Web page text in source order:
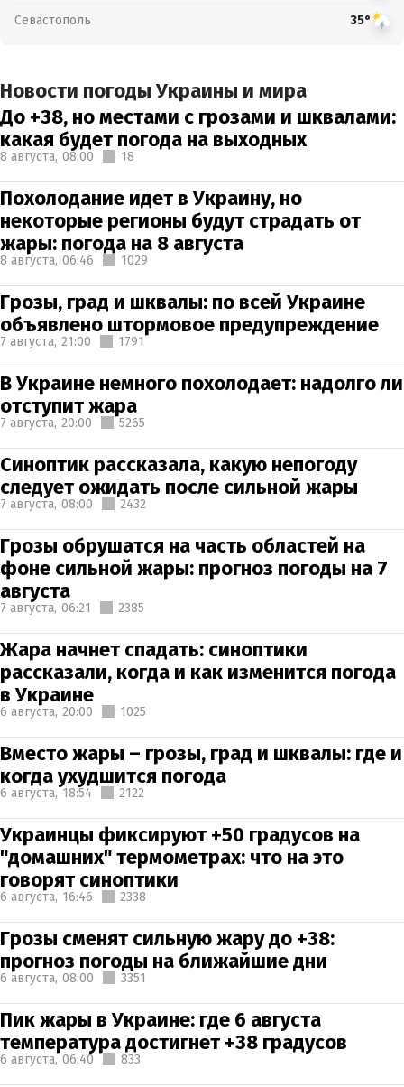
Севастополь 35°
Новости погоды Украины и мира
До +38, но местами с грозами и шквалами:
какая будет погода на выходных
8 августа, 08:00 18
Похолодание идет в Украину, но
некоторые регионы будут страдать от
жары: погода на 8 августа
8 августа, 06:46 1029
Грозы, град и шквалы: по всей Украине
объявлено штормовое предупреждение
7 августа, 21:00 1791
В Украине немного похолодает: надолго ли
отступит жара
7 августа, 20:00 5265
Синоптик рассказала, какую непогоду
следует ожидать после сильной жары
7 августа, 08:00 2432
Грозы обрушатся на часть областей на
фоне сильной жары: прогноз погоды на 7
августа
7 августа, 06:21 2385
Жара начнет спадать: синоптики
рассказали, когда и как изменится погода
в Украине
6 августа, 20:00 1025
Вместо жары – грозы, град и шквалы: где и
когда ухудшится погода
6 августа, 18:54 2122
Украинцы фиксируют +50 градусов на
"домашних" термометрах: что на это
говорят синоптики
6 августа, 16:46 2338
Грозы сменят сильную жару до +38:
прогноз погоды на ближайшие дни
6 августа, 08:00 3351
Пик жары в Украине: где 6 августа
температура достигнет +38 градусов
6 августа, 06:40 833